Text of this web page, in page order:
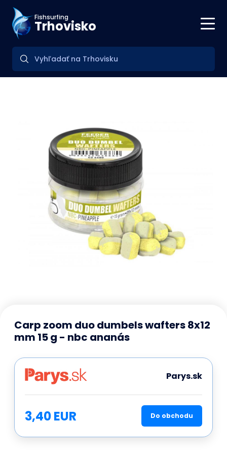
Fishsurfing
Trhovisko
Carp zoom duo dumbels wafters 8x12
mm 15 g - nbc ananás
Parys.sk
3,40 EUR Do obchodu